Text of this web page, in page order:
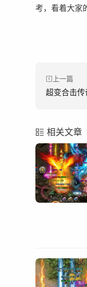
考，看着大家
上一篇
相关文章